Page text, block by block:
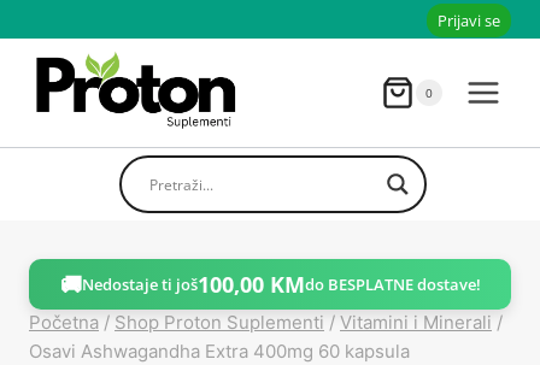
sadržaja
Prijavi se
0
🚚Nedostaje ti još100,00 KMdo BESPLATNE dostave!
Početna / Shop Proton Suplementi / Vitamini i Minerali /
Osavi Ashwagandha Extra 400mg 60 kapsula